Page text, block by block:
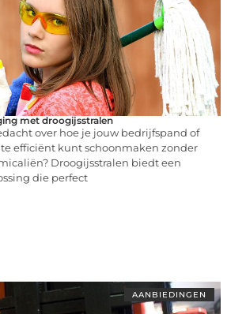
met droogijsstralen
over hoe je jouw bedrijfspand of
efficiënt kunt schoonmaken zonder
Droogijsstralen biedt een
die perfect
AANBIEDINGEN